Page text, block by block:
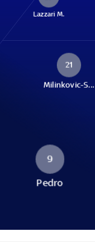
Lazzari M.
21
Milinkovic-S...
9
Pedro